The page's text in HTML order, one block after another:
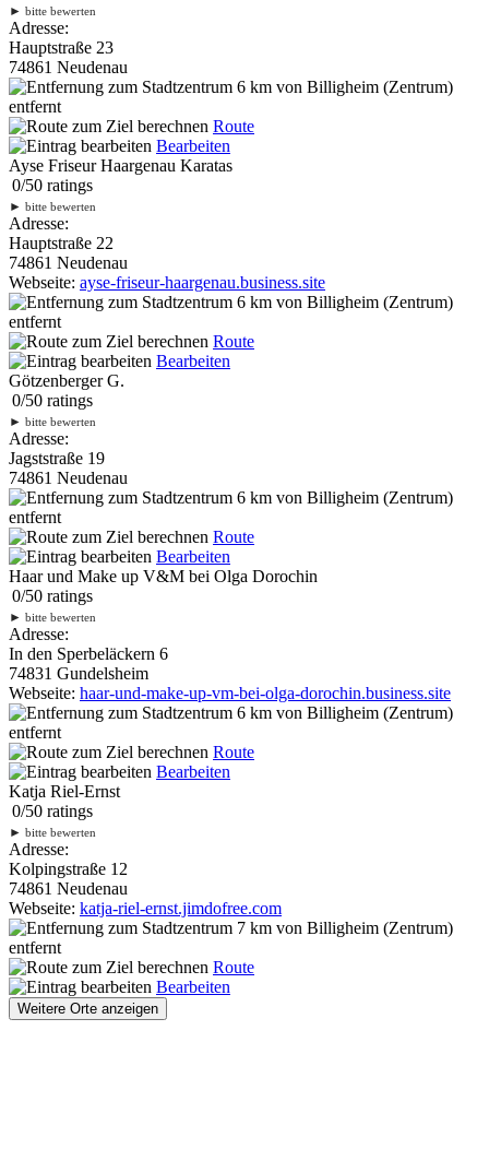
► bitte bewerten
Adresse:
Hauptstraße 23
74861 Neudenau
6 km von Billigheim (Zentrum)
entfernt
Route
Bearbeiten
Ayse Friseur Haargenau Karatas
0/50 ratings
► bitte bewerten
Adresse:
Hauptstraße 22
74861 Neudenau
Webseite: ayse-friseur-haargenau.business.site
6 km von Billigheim (Zentrum)
entfernt
Route
Bearbeiten
Götzenberger G.
0/50 ratings
► bitte bewerten
Adresse:
Jagststraße 19
74861 Neudenau
6 km von Billigheim (Zentrum)
entfernt
Route
Bearbeiten
Haar und Make up V&M bei Olga Dorochin
0/50 ratings
► bitte bewerten
Adresse:
In den Sperbeläckern 6
74831 Gundelsheim
Webseite: haar-und-make-up-vm-bei-olga-dorochin.business.site
6 km von Billigheim (Zentrum)
entfernt
Route
Bearbeiten
Katja Riel-Ernst
0/50 ratings
► bitte bewerten
Adresse:
Kolpingstraße 12
74861 Neudenau
Webseite: katja-riel-ernst.jimdofree.com
7 km von Billigheim (Zentrum)
entfernt
Route
Bearbeiten
Weitere Orte anzeigen